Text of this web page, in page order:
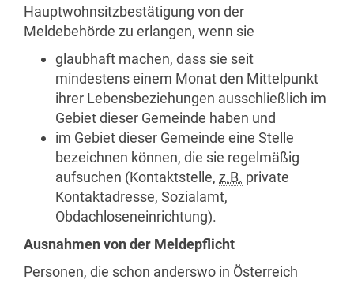
Hauptwohnsitzbestätigung von der
Meldebehörde zu erlangen, wenn sie
glaubhaft machen, dass sie seit
mindestens einem Monat den Mittelpunkt
ihrer Lebensbeziehungen ausschließlich im
Gebiet dieser Gemeinde haben und
im Gebiet dieser Gemeinde eine Stelle
bezeichnen können, die sie regelmäßig
aufsuchen (Kontaktstelle, z.B. private
Kontaktadresse, Sozialamt,
Obdachloseneinrichtung).
Ausnahmen von der Meldepflicht
Personen, die schon anderswo in Österreich